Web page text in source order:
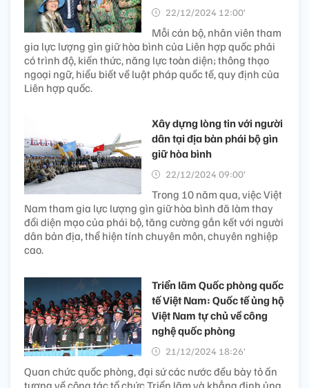
22/12/2024 12:00’
Mỗi cán bộ, nhân viên tham
gia lực lượng gìn giữ hòa bình của Liên hợp quốc phải
có trình độ, kiến thức, năng lực toàn diện; thông thạo
ngoại ngữ, hiểu biết về luật pháp quốc tế, quy định của
Liên hợp quốc.
Xây dựng lòng tin với người
dân tại địa bàn phái bộ gìn
giữ hòa bình
22/12/2024 09:00’
Trong 10 năm qua, việc Việt
Nam tham gia lực lượng gìn giữ hòa bình đã làm thay
đổi diện mạo của phái bộ, tăng cường gắn kết với người
dân bản địa, thể hiện tính chuyên môn, chuyên nghiệp
cao.
Triển lãm Quốc phòng quốc
tế Việt Nam: Quốc tế ủng hộ
Việt Nam tự chủ về công
nghệ quốc phòng
21/12/2024 18:26’
Quan chức quốc phòng, đại sứ các nước đều bày tỏ ấn